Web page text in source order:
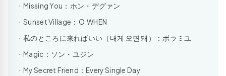
Missing You：ホン・デグァン
Sunset Village：O.WHEN
私のところに来ればいい（내게 오면 돼）：ボラミユ
Magic：ソン・ユジン
My Secret Friend：Every Single Day